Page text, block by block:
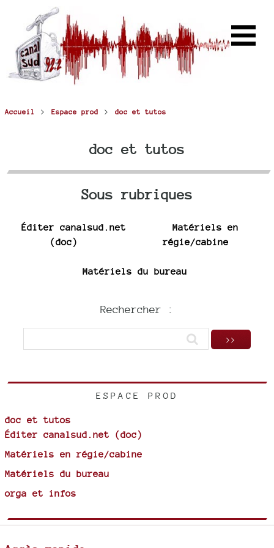
Accueil > Espace prod > doc et tutos
doc et tutos
Sous rubriques
Éditer canalsud.net
(doc)
Matériels en
régie/cabine
Matériels du bureau
Rechercher :
ESPACE PROD
doc et tutos
Éditer canalsud.net (doc)
Matériels en régie/cabine
Matériels du bureau
orga et infos